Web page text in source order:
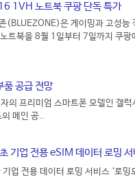
1VH 노트북 쿠팡 단독 특가
(BLUEZONE)은 게이밍과 고성능
트북을 8월 1일부터 7일까지 쿠팡
공급 전망
의 프리미엄 스마트폰 모델인 갤
메인 공..
기업 전용 eSIM 데이터 로밍 서
업 전용 데이터 로밍 서비스 ‘로밍